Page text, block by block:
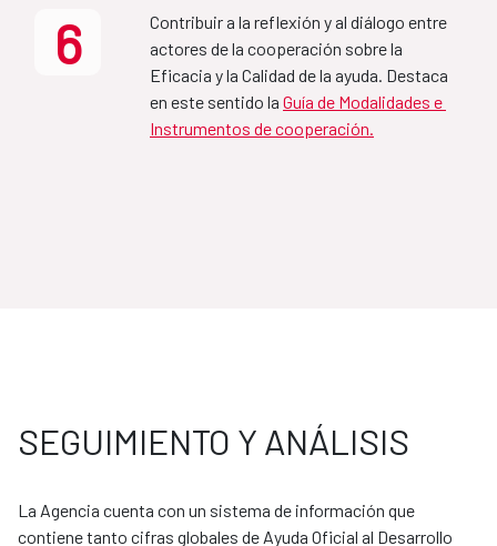
MAP Mozambique-España
España-Colombia
2025-2029
6
Contribuir a la reflexión y al diálogo entre
actores de la cooperación sobre la
Eficacia y la Calidad de la ayuda. Destaca
en este sentido la Guía de Modalidades e
Instrumentos de cooperación.
SEGUIMIENTO Y ANÁLISIS
La Agencia cuenta con un sistema de información que
contiene tanto cifras globales de Ayuda Oficial al Desarrollo